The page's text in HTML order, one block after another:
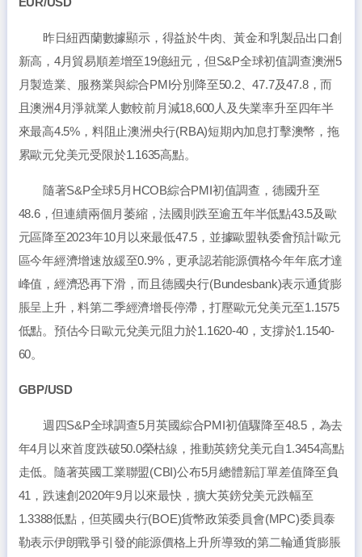
昨日紐西蘭數據顯示，得益於牛肉、黃金和乳製品出口創
新高，4月貿易順差增至19億紐元，但S&P全球初值調查澳洲5
月製造業、服務業與綜合PMI分別降至50.2、47.7及47.8，而
且澳洲4月淨就業人數較前月減18,600人及失業率升至四年半
來最高4.5%，料阻止澳洲央行(RBA)短期內加息打擊澳幣，拖
累歐元兌美元受限於1.1635高點。
隨著S&P全球5月HCOB綜合PMI初值調查，德國升至
48.6，但連續兩個月萎縮，法國則跌至逾五年半低點43.5及歐
元區降至2023年10月以來最低47.5，並據歐盟執委會預計歐元
區今年經濟增速放緩至0.9%，更承認若能源價格今年年底才達
峰值，經濟恐再下滑，而且德國央行(Bundesbank)表示通貨膨
脹呈上升，料第二季經濟增長停滯，打壓歐元兌美元至1.1575
低點。預估今日歐元兌美元阻力於1.1620-40，支撐於1.1540-
60。
GBP/USD
週四S&P全球調查5月英國綜合PMI初值驟降至48.5，為去
年4月以來首度跌破50.0榮枯線，推動英鎊兌美元自1.3454高點
走低。隨著英國工業聯盟(CBI)公布5月總體新訂單差值降至負
41，跌速創2020年9月以來最快，擴大英鎊兌美元跌幅至
1.3388低點，但英國央行(BOE)貨幣政策委員會(MPC)委員泰
勒表示伊朗戰爭引發的能源價格上升所導致的第二輪通貨膨脹